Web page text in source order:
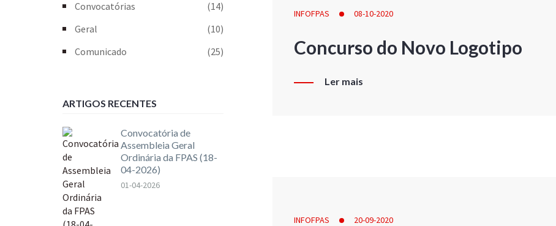
INFOFPAS 08-10-2020
Concurso do Novo Logotipo
Ler mais
INFOFPAS 20-09-2020
Convocatórias
(14)
Geral
(10)
Comunicado
(25)
ARTIGOS RECENTES
Convocatória de
Assembleia Geral
Ordinária da FPAS (18-
04-2026)
01-04-2026